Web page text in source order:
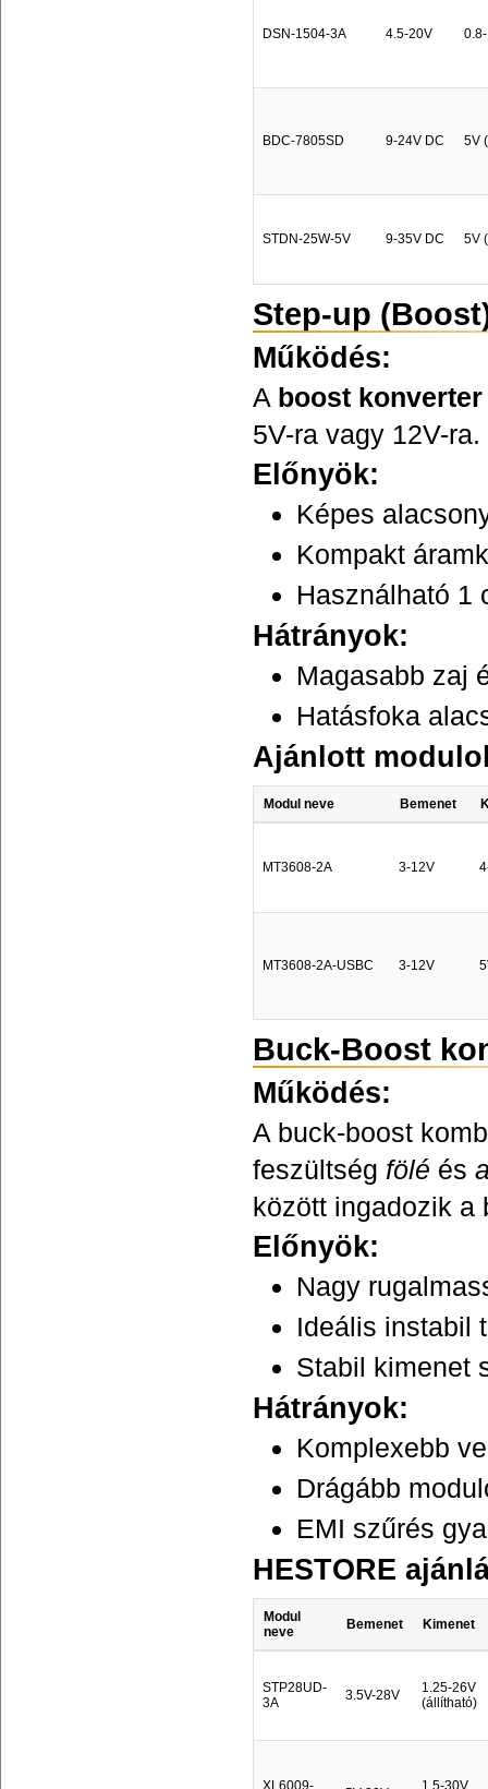
DSN-1504-3A 4.5-20V
BDC-7805SD 9-24V DC 5V
STDN-25W-5V 9-35V DC 5V
Step-up
Működés:
A boost konverter
5V-ra vagy 12V-
Előnyök:
Képes
Kompakt
Használható 1
Hátrányok:
Magasabb zaj
Hatásfoka
Ajánlott
Modul neve Bemenet
MT3608-2A 3-12V
MT3608-2A-USBC 3-12V
Buck-Boost
Működés:
A buck-boost
feszültség fölé és
között ingadozik a
Előnyök:
Nagy
Ideális instabil
Stabil kimenet
Hátrányok:
Komplexebb
Drágább
EMI szűrés
HESTORE
Modul
neve
Bemenet Kimenet
STP28UD-
3A
3.5V-28V
1.25-26V
(állítható)
XL6009- 1.5-30V